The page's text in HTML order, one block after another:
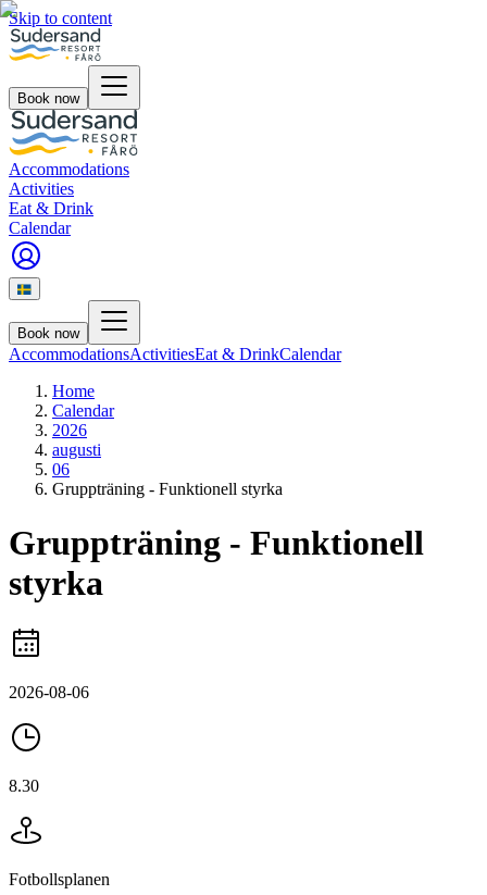
Skip to content
Book now
Accommodations
Activities
Eat & Drink
Calendar
Book now
AccommodationsActivitiesEat & DrinkCalendar
Home
Calendar
2026
augusti
06
Gruppträning - Funktionell styrka
Gruppträning - Funktionell
styrka
2026-08-06
8.30
Fotbollsplanen